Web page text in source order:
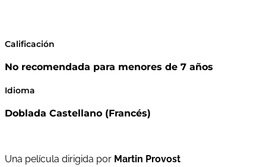
Calificación
No recomendada para menores de 7 años
Idioma
Doblada Castellano (Francés)
Una película dirigida por Martin Provost